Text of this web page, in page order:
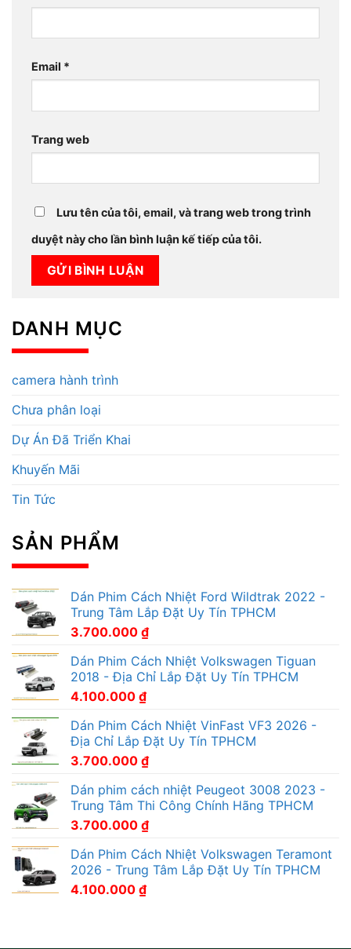
Email *
Trang web
Lưu tên của tôi, email, và trang web trong trình
duyệt này cho lần bình luận kế tiếp của tôi.
DANH MỤC
camera hành trình
Chưa phân loại
Dự Án Đã Triển Khai
Khuyến Mãi
Tin Tức
SẢN PHẨM
Dán Phim Cách Nhiệt Ford Wildtrak 2022 -
Trung Tâm Lắp Đặt Uy Tín TPHCM
3.700.000 ₫
Dán Phim Cách Nhiệt Volkswagen Tiguan
2018 - Địa Chỉ Lắp Đặt Uy Tín TPHCM
4.100.000 ₫
Dán Phim Cách Nhiệt VinFast VF3 2026 -
Địa Chỉ Lắp Đặt Uy Tín TPHCM
3.700.000 ₫
Dán phim cách nhiệt Peugeot 3008 2023 -
Trung Tâm Thi Công Chính Hãng TPHCM
3.700.000 ₫
Dán Phim Cách Nhiệt Volkswagen Teramont
2026 - Trung Tâm Lắp Đặt Uy Tín TPHCM
4.100.000 ₫